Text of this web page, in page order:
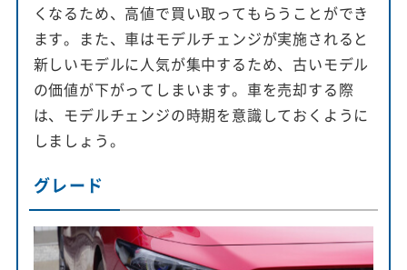
くなるため、高値で買い取ってもらうことができ
ます。また、車はモデルチェンジが実施されると
新しいモデルに人気が集中するため、古いモデル
の価値が下がってしまいます。車を売却する際
は、モデルチェンジの時期を意識しておくように
しましょう。
グレード